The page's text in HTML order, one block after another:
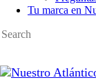
Tu marca en